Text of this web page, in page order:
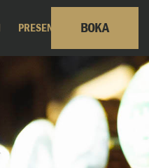
PRESENTKORT BOKA